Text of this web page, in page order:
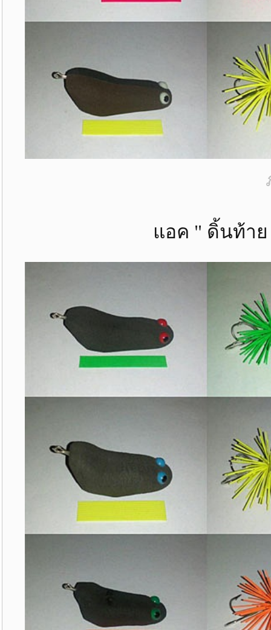
แอค " ดิ้นท้าย " ทรง